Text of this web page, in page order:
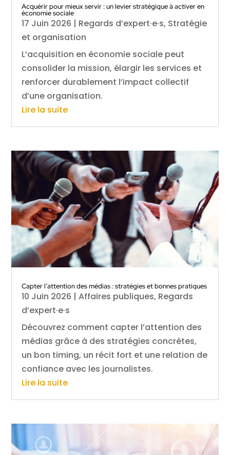
Acquérir pour mieux servir : un levier stratégique à activer en
économie sociale
17 Juin 2026 | Regards d’expert·e·s, Stratégie
et organisation
L’acquisition en économie sociale peut
consolider la mission, élargir les services et
renforcer durablement l’impact collectif
d’une organisation.
Lire la suite
Capter l’attention des médias : stratégies et bonnes pratiques
10 Juin 2026 |Affaires publiques, Regards
d’expert·e·s
Découvrez comment capter l’attention des
médias grâce à des stratégies concrètes,
un bon timing, un récit fort et une relation de
confiance avec les journalistes.
Lire la suite